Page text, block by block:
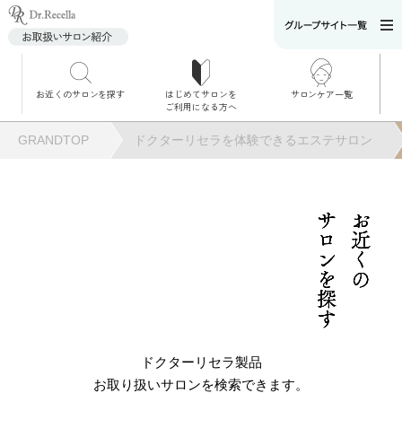
お近くのサロンを探す
はじめてサロンを
ご利用になる方へ
サロンケア一覧
ュー
施術別で探す
お悩み別で探す
角質ケア｜ポレーシ
ョン
毛穴洗浄
毛穴洗浄＆リフトア
GRANDTOP ドクターリセラを体験できるエステサロン
お近くの
サロンを探す
ドクターリセラ製品
お取り扱いサロンを検索できます。